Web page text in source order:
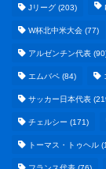
Jリーグ (203)
W杯北中米大会 (77)
アルゼンチン代表
エムバペ (84)
サッカー日本代表
チェルシー (171)
トーマス・トゥヘル